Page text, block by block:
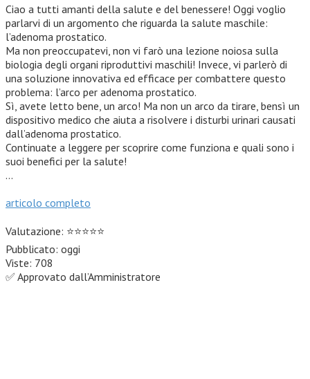
Ciao a tutti amanti della salute e del benessere! Oggi voglio
parlarvi di un argomento che riguarda la salute maschile:
l’adenoma prostatico.
Ma non preoccupatevi, non vi farò una lezione noiosa sulla
biologia degli organi riproduttivi maschili! Invece, vi parlerò di
una soluzione innovativa ed efficace per combattere questo
problema: l’arco per adenoma prostatico.
Sì, avete letto bene, un arco! Ma non un arco da tirare, bensì un
dispositivo medico che aiuta a risolvere i disturbi urinari causati
dall’adenoma prostatico.
Continuate a leggere per scoprire come funziona e quali sono i
suoi benefici per la salute!
…
articolo completo
Valutazione: ⭐⭐⭐⭐⭐
Pubblicato: oggi
Viste: 708
✅ Approvato dall’Amministratore